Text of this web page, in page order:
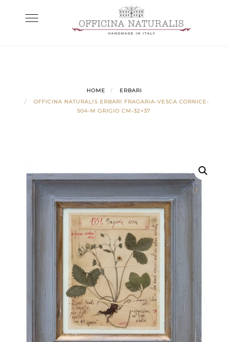
Toggle
HOME
ERBARI
OFFICINA NATURALIS ERBARI FRAGARIA-VESCA CORNICE-
504-M GRIGIO CM-32×37